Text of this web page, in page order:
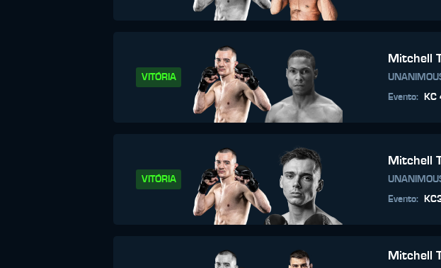
VITÓRIA
Mitchell
Evento: KC
VITÓRIA
Mitchell
Evento:
Mitchell